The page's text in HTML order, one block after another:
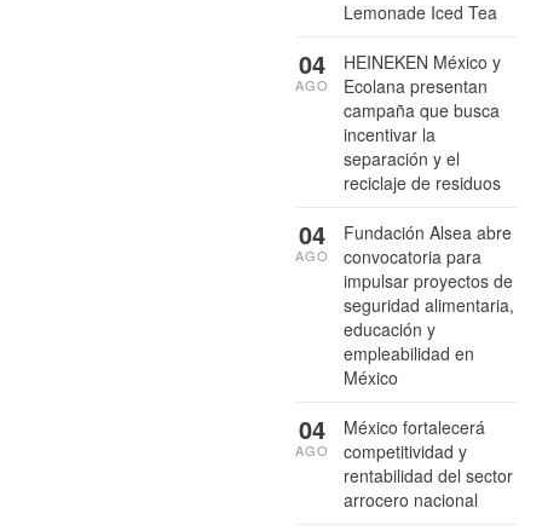
Lemonade Iced Tea
HEINEKEN México y
Ecolana presentan
campaña que busca
incentivar la
separación y el
reciclaje de residuos
04
AGO
Fundación Alsea abre
convocatoria para
impulsar proyectos de
seguridad alimentaria,
educación y
empleabilidad en
México
04
AGO
México fortalecerá
competitividad y
rentabilidad del sector
arrocero nacional
04
AGO